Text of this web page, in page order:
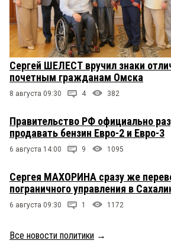
Сергей ШЕЛЕСТ вручил знаки
почетным гражданам Омска
8 августа 09:30 4 382
Правительство РФ официально
продавать бензин Евро-2 и Евро-3
6 августа 14:00 9 1095
Сергея МАХОРИНА сразу же
пограничного управления в
6 августа 09:30 1 1172
Все новости политики →